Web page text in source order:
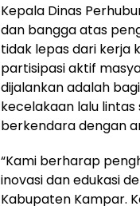
Kepala Dinas
dan bangga atas
tidak lepas dari kerja
partisipasi aktif
dijalankan adalah
kecelakaan lalu
berkendara dengan
“Kami berharap
inovasi dan edukasi
Kabupaten Kampar.